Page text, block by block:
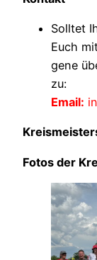
Solltet
Euch
gene
zu:
Email:
Fotos der